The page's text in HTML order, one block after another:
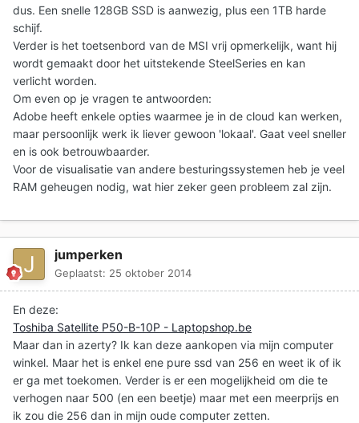
dus. Een snelle 128GB SSD is aanwezig, plus een 1TB harde
schijf.
Verder is het toetsenbord van de MSI vrij opmerkelijk, want hij
wordt gemaakt door het uitstekende SteelSeries en kan
verlicht worden.
Om even op je vragen te antwoorden:
Adobe heeft enkele opties waarmee je in de cloud kan werken,
maar persoonlijk werk ik liever gewoon 'lokaal'. Gaat veel sneller
en is ook betrouwbaarder.
Voor de visualisatie van andere besturingssystemen heb je veel
RAM geheugen nodig, wat hier zeker geen probleem zal zijn.
jumperken
Geplaatst: 25 oktober 2014
En deze:
Toshiba Satellite P50-B-10P - Laptopshop.be
Maar dan in azerty? Ik kan deze aankopen via mijn computer
winkel. Maar het is enkel ene pure ssd van 256 en weet ik of ik
er ga met toekomen. Verder is er een mogelijkheid om die te
verhogen naar 500 (en een beetje) maar met een meerprijs en
ik zou die 256 dan in mijn oude computer zetten.